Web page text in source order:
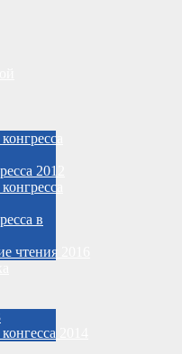
2012
в
чтения 2016
2014